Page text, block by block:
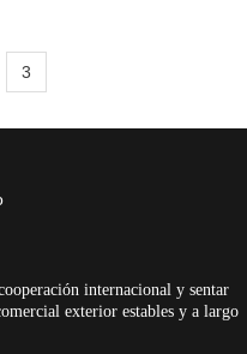
3
internacional y sentar
exterior estables y a largo